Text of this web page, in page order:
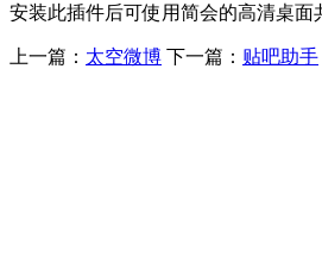
安装此插件后可使用简会的高清桌面
上一篇： 太空微博 下一篇： 贴吧助手